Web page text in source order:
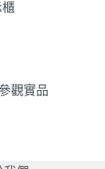
觀實品